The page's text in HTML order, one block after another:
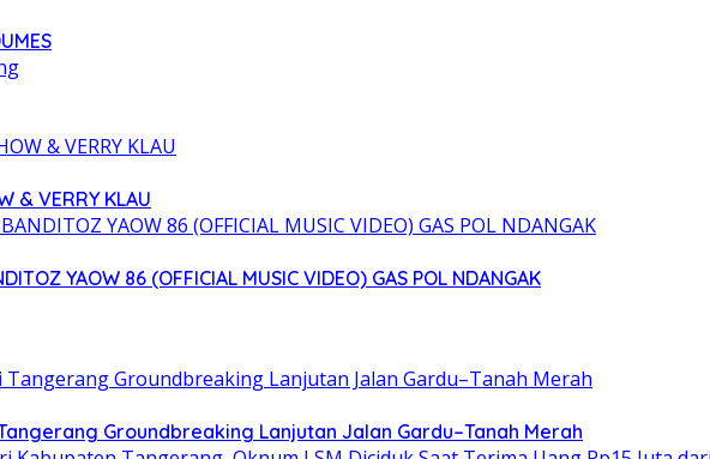
& VERRY KLAU
YAOW 86 (OFFICIAL MUSIC VIDEO) GAS POL NDANGAK
Groundbreaking Lanjutan Jalan Gardu–Tanah Merah